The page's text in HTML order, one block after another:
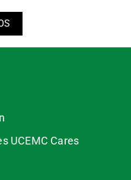
UCEMC Cares